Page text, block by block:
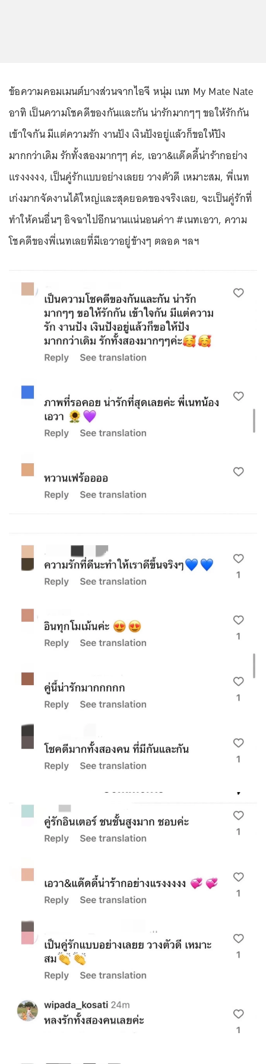
ข้อความคอมเมนต์บางส่วนจากไอจี หนุ่ม เนท My Mate Nate
อาทิ เป็นความโชคดีของกันและกัน น่ารักมากๆๆ ขอให้รักกัน
เข้าใจกัน มีแต่ความรัก งานปัง เงินปังอยู่แล้วก็ขอให้ปัง
มากกว่าเดิม รักทั้งสองมากๆๆ ค่ะ, เอวา&แด๊ดดี้น่าร้ากอย่าง
แรงงงงง, เป็นคู่รักแบบอย่างเลยย วางตัวดี เหมาะสม, พี่เนท
เก่งมากจัดงานได้ใหญ่และสุดยอดของจริงเลย, จะเป็นคู่รักที่
ทำให้คนอื่นๆ อิจฉาไปอีกนานแน่นอนค่าา #เนทเอวา, ความ
โชคดีของพี่เนทเลยที่มีเอวาอยู่ข้างๆ ตลอด ฯลฯ